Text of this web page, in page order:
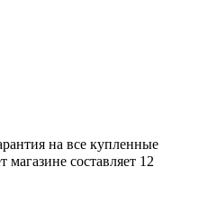
на все купленные
составляет 12